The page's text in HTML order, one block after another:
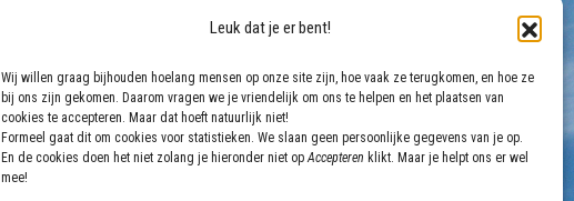
Leuk dat je er bent!
Wij willen graag bijhouden hoelang mensen op onze site zijn, hoe vaak ze terugkomen, en hoe ze
bij ons zijn gekomen. Daarom vragen we je vriendelijk om ons te helpen en het plaatsen van
cookies te accepteren. Maar dat hoeft natuurlijk niet!
Formeel gaat dit om cookies voor statistieken. We slaan geen persoonlijke gegevens van je op.
En de cookies doen het niet zolang je hieronder niet opAccepteren klikt. Maar je helpt ons er wel
mee!